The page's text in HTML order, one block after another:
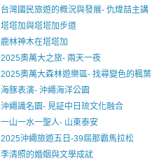
台灣國民旅遊的概況與發展- 仇煒喆主講
塔塔加與塔塔加步道
鹿林神木在塔塔加
2025奧萬大之旅- 兩天一夜
2025奧萬大森林遊樂區- 找尋變色的楓葉
海豚表演- 沖繩海洋公園
沖繩識名園- 見証中日琉文化融合
一山一水一聖人- 山東泰安
2025沖繩旅遊五日-39屆那霸馬拉松
李清照的婚姻與文學成訧